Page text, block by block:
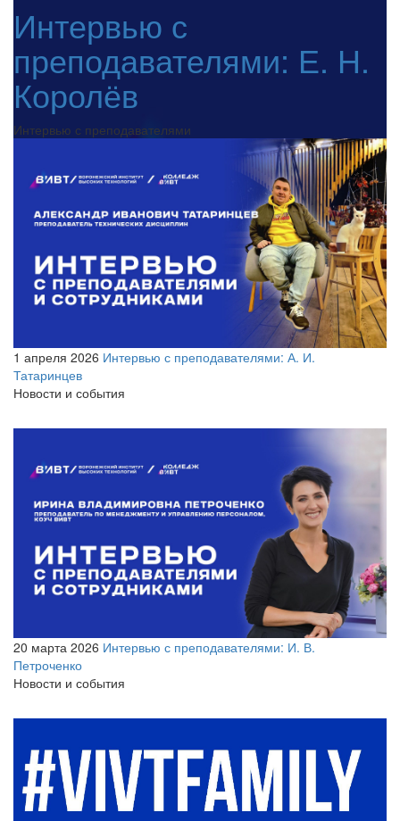
Интервью с
преподавателями: Е. Н.
Королёв
Интервью с преподавателями
1 апреля 2026 Интервью с преподавателями: А. И.
Татаринцев
Новости и события
20 марта 2026 Интервью с преподавателями: И. В.
Петроченко
Новости и события